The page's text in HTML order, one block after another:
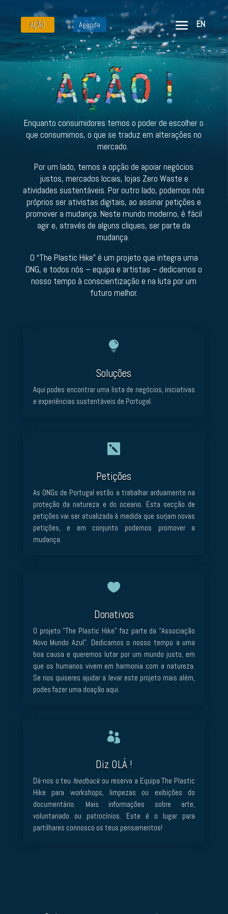
AÇÃO Agenda EN
Enquanto consumidores temos o poder de escolher o
que consumimos, o que se traduz em alterações no
mercado.
Por um lado, temos a opção de apoiar negócios
justos, mercados locais, lojas Zero Waste e
atividades sustentáveis. Por outro lado, podemos nós
próprios ser ativistas digitais, ao assinar petições e
promover a mudança. Neste mundo moderno, é fácil
agir e, através de alguns cliques, ser parte da
mudança.
O “The Plastic Hike” é um projeto que integra uma
ONG, e todos nós – equipa e artistas – dedicamos o
nosso tempo à conscientização e na luta por um
futuro melhor.

Soluções
Aqui podes encontrar uma lista de negócios, iniciativas
e experiências sustentáveis de Portugal.

Petições
As ONGs de Portugal estão a trabalhar arduamente na
proteção da natureza e do oceano. Esta secção de
petições vai ser atualizada à medida que surjam novas
petições, e em conjunto podemos promover a
mudança.

Donativos
O projeto “The Plastic Hike” faz parte da “Associação
Novo Mundo Azul”. Dedicamos o nosso tempo a uma
boa causa e queremos lutar por um mundo justo, em
que os humanos vivem em harmonia com a natureza.
Se nos quiseres ajudar a levar este projeto mais além,
podes fazer uma doação aqui.

Diz OLÁ !
Dá-nos o teu feedbackou reserva a Equipa The Plastic
Hike para workshops, limpezas ou exibições do
documentário. Mais informações sobre arte,
voluntariado ou patrocínios. Este é o lugar para
partilhares connosco os teus pensamentos!